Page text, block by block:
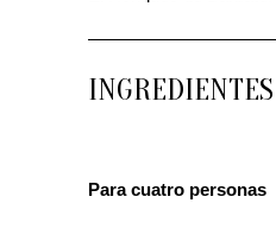
INGREDIENTES
Para cuatro personas